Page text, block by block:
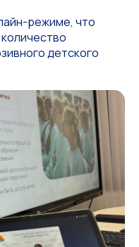
режиме, что
детского